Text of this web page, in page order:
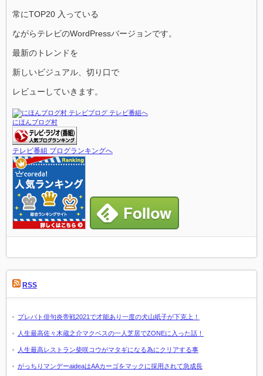
常にTOP20 入っている
ながらテレビのWordPressバージョンです。
最新のトレンドを
新しいビジュアル、切り口で
レビューしていきます。
にほんブログ村
テレビ番組 ブログランキングへ
RSS
プレバト俳句炎帝戦2021で才能あり一度の犬山紙子が下克上！
人生最高佐々木蔵之介マクベスの一人芝居でZONEに入った話！
人生最高レストラン柴咲コウがマタギになる為にクリアする事
がっちりマンデーaideaはAAカーゴをマックに採用されて急成長